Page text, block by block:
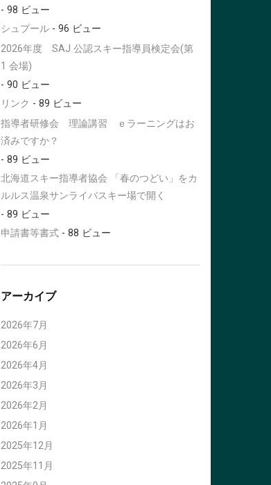
- 98 ビュー
シュプール - 96 ビュー
2026年度 SAJ 公認スキー指導員検定会(第
1 会場)
- 90 ビュー
リンク - 89 ビュー
指導者研修会 理論講習 ｅラーニングはお
済みですか？
- 89 ビュー
北海道スキー指導者協会 「春のつどい」をカ
ルルス温泉サンライバスキー場で開く
- 89 ビュー
申請書等書式 - 88 ビュー
アーカイブ
2026年7月
2026年6月
2026年4月
2026年3月
2026年2月
2026年1月
2025年12月
2025年11月